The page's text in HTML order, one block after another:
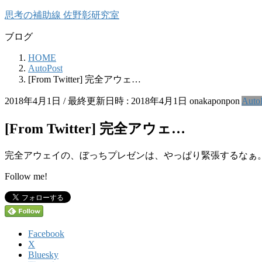
コ
テ
キ
プ
ナ
ゲ
に
動
思考の補助線 佐野彰研究室
ブログ
HOME
AutoPost
[From Twitter] 完全アウェ…
2018年4月1日 / 最終更新日時 : 2018年4月1日 onakaponpon
[From Twitter] 完全アウェ…
完全アウェイの、ぼっちプレゼンは、やっぱり緊張するなぁ。
Follow me!
Facebook
X
Bluesky